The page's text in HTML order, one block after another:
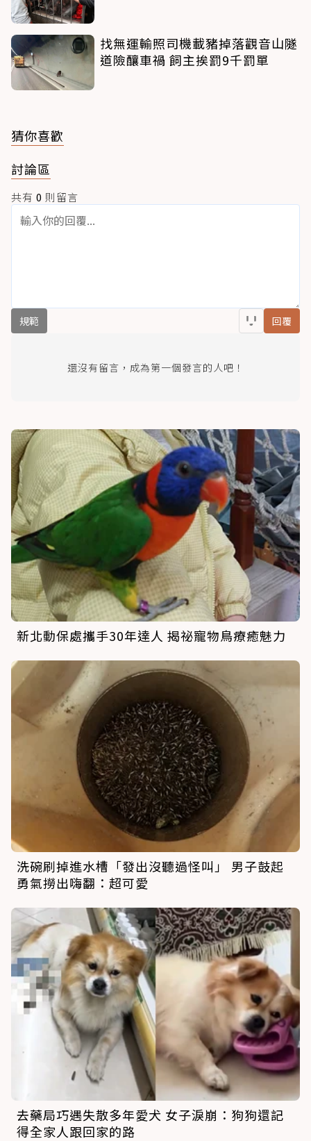
找無運輸照司機載豬掉落觀音山隧
道險釀車禍 飼主挨罰9千罰單
猜你喜歡
討論區
共有 0 則留言
規範 回覆
還沒有留言，成為第一個發言的人吧！
新北動保處攜手30年達人 揭祕寵物鳥療癒魅力
洗碗刷掉進水槽「發出沒聽過怪叫」 男子鼓起
勇氣撈出嗨翻：超可愛
去藥局巧遇失散多年愛犬 女子淚崩：狗狗還記
得全家人跟回家的路